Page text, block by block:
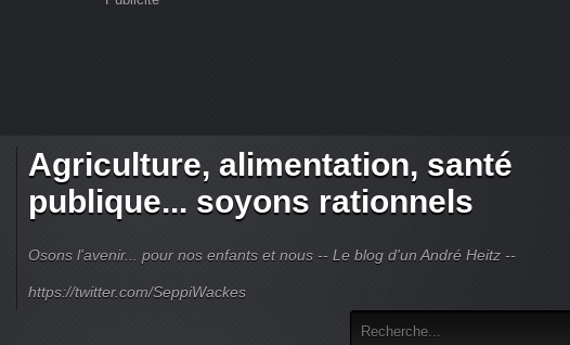
Agriculture, alimentation, santé
publique... soyons rationnels
Osons l'avenir... pour nos enfants et nous -- Le blog d'un André Heitz --
https://twitter.com/SeppiWackes